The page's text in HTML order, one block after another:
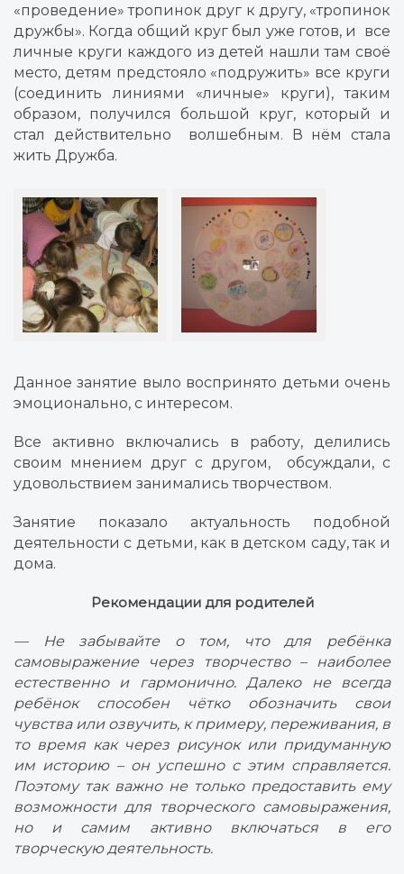
«проведение» тропинок друг к другу, «тропинок
дружбы». Когда общий круг был уже готов, и
все
личные круги каждого из детей нашли там своё
место, детям предстояло «подружить» все круги
(соединить линиями «личные» круги), таким
образом, получился большой круг, который и
стал действительно
волшебным. В нём стала
жить Дружба.
Данное занятие выло воспринято детьми очень
эмоционально, с интересом.
Все активно включались в работу, делились
своим мнением друг с другом,
обсуждали, с
удовольствием занимались творчеством.
Занятие показало актуальность подобной
деятельности с детьми, как в детском саду, так и
дома.
Рекомендации для родителей
— Не забывайте о том, что для ребёнка
самовыражение через творчество – наиболее
естественно и гармонично. Далеко не всегда
ребёнок способен чётко обозначить свои
чувства или озвучить, к примеру, переживания, в
то время как через рисунок или придуманную
им историю – он успешно с этим справляется.
Поэтому так важно не только предоставить ему
возможности для творческого самовыражения,
но и самим активно включаться в его
творческую деятельность.